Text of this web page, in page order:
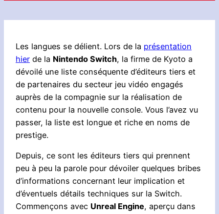
Les langues se délient. Lors de la présentation
hier de la Nintendo Switch, la firme de Kyoto a
dévoilé une liste conséquente d’éditeurs tiers et
de partenaires du secteur jeu vidéo engagés
auprès de la compagnie sur la réalisation de
contenu pour la nouvelle console. Vous l’avez vu
passer, la liste est longue et riche en noms de
prestige.
Depuis, ce sont les éditeurs tiers qui prennent
peu à peu la parole pour dévoiler quelques bribes
d’informations concernant leur implication et
d’éventuels détails techniques sur la Switch.
Commençons avec Unreal Engine, aperçu dans